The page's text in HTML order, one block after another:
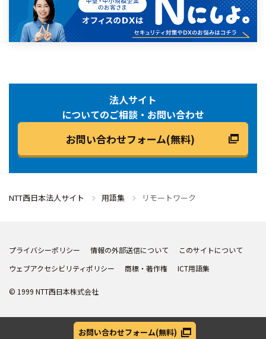
法人サイト
についてのご相談・お問い合わせ
お問い合わせフォーム(無料)
NTT西日本法人サイト 用語集 リモートワーク
プライバシーポリシー 情報の外部送信について
このサイトについて
ウェブアクセシビリティポリシー
商標・著作権 ICT用語集
© 1999 NTT西日本株式会社
お問い合わせフォーム(無料)